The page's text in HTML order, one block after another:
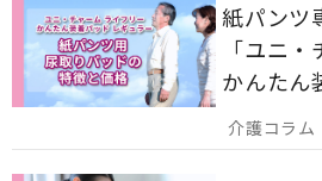
紙パンツ
「ユニ
かんたん
ー 計
ます。